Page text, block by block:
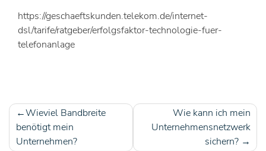
https://geschaeftskunden.telekom.de/internet-
dsl/tarife/ratgeber/erfolgsfaktor-technologie-fuer-
telefonanlage
Beitragsnavigation
Wieviel Bandbreite
benötigt mein
Unternehmen?
Wie kann ich mein
Unternehmensnetzwerk
sichern?